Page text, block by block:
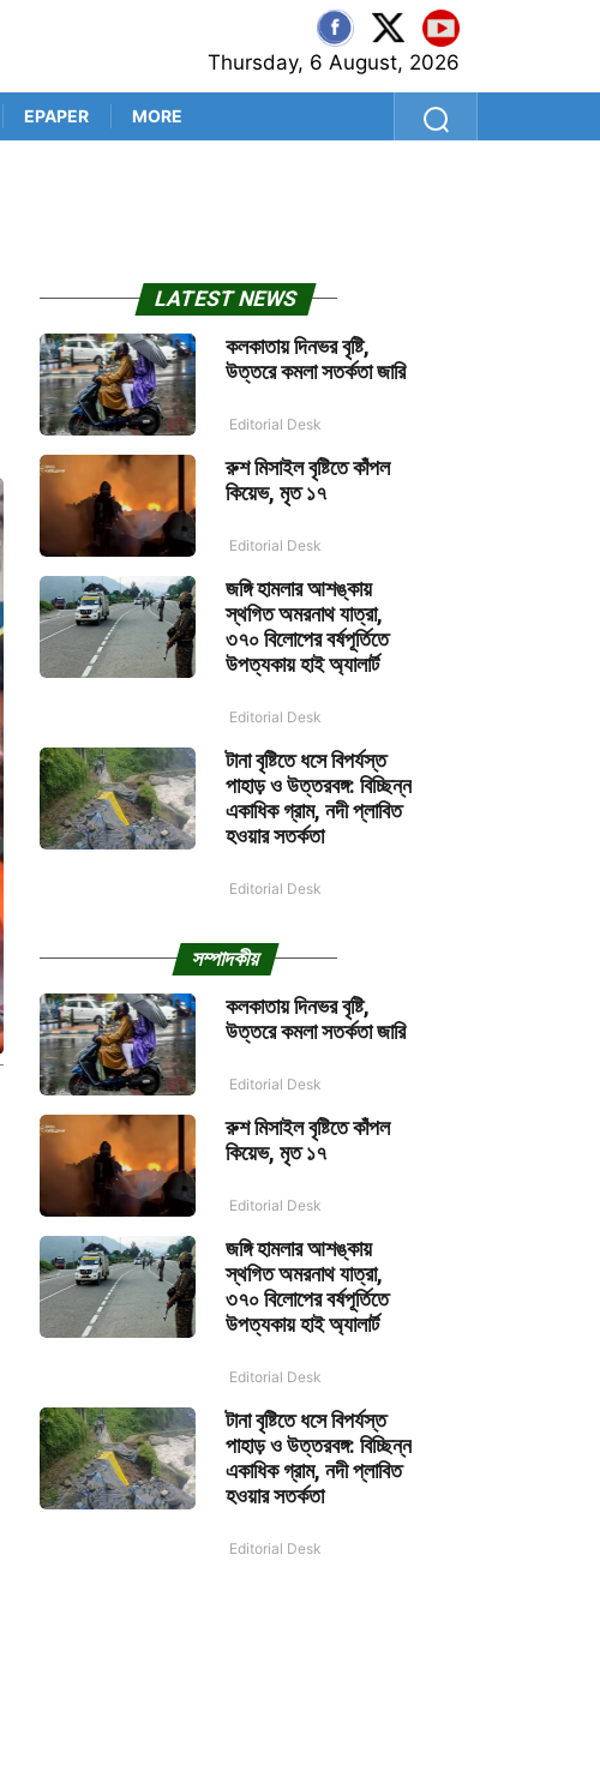
Thursday, 6 August, 2026
EPAPER MORE
LATEST NEWS
কলকাতায় দিনভর বৃষ্টি,
উত্তরে কমলা সতর্কতা জারি
Editorial Desk
রুশ মিসাইল বৃষ্টিতে কাঁপল
কিয়েভ, মৃত ১৭
Editorial Desk
জঙ্গি হামলার আশঙ্কায়
স্থগিত অমরনাথ যাত্রা,
৩৭০ বিলোপের বর্ষপূর্তিতে
উপত্যকায় হাই অ্যালার্ট
Editorial Desk
টানা বৃষ্টিতে ধসে বিপর্যস্ত
পাহাড় ও উত্তরবঙ্গ: বিচ্ছিন্ন
একাধিক গ্রাম, নদী প্লাবিত
হওয়ার সতর্কতা
Editorial Desk
সম্পাদকীয়
কলকাতায় দিনভর বৃষ্টি,
উত্তরে কমলা সতর্কতা জারি
Editorial Desk
রুশ মিসাইল বৃষ্টিতে কাঁপল
কিয়েভ, মৃত ১৭
Editorial Desk
জঙ্গি হামলার আশঙ্কায়
স্থগিত অমরনাথ যাত্রা,
৩৭০ বিলোপের বর্ষপূর্তিতে
উপত্যকায় হাই অ্যালার্ট
Editorial Desk
টানা বৃষ্টিতে ধসে বিপর্যস্ত
পাহাড় ও উত্তরবঙ্গ: বিচ্ছিন্ন
একাধিক গ্রাম, নদী প্লাবিত
হওয়ার সতর্কতা
Editorial Desk